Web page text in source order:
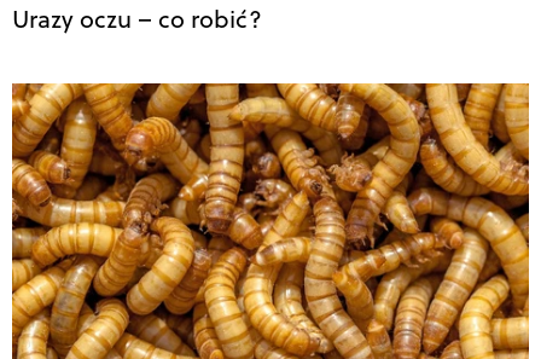
Urazy oczu – co robić?